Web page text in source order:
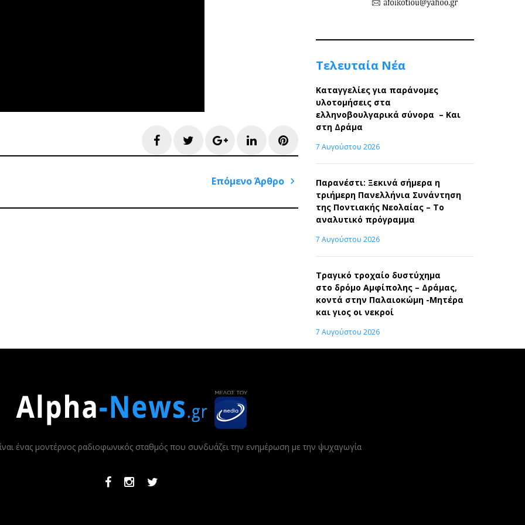
FacebookTwitterGoogle+LinkedInPinterest
Επόμενο Άρθρο
Τελευταία Νέα
Καταγγελίες για παράνομες
υλοτομήσεις στα
ελληνοβουλγαρικά σύνορα – Και
στη Δράμα
7 Αυγούστου 2026
Παρανέστι: Ξεκινά σήμερα η
τριήμερη Πανελλήνια Συνάντηση
της Ποντιακής Νεολαίας – Το
αναλυτικό πρόγραμμα
7 Αυγούστου 2026
Τραγικό τροχαίο δυστύχημα
στο δρόμο Αμφίπολης – Δράμας,
κοντά στην Παλαιοκώμη -Μητέρα
και γιος οι νεκροί
7 Αυγούστου 2026
ένας μοντέρνος ραδιοφωνικός σταθμός που συνδυάζει την ενημέρωση με την ψυχαγωγία
FacebookInstagramTwitter